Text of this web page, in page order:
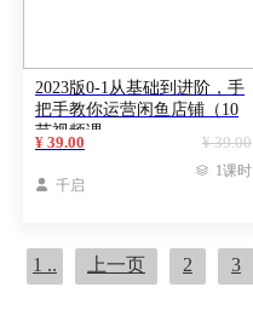
2023版0-1从基础到进阶，手
把手教你运营闲鱼店铺（10
节视频课
¥ 39.00
¥ 39.00
 千启
 1课时
1 .. 上一页 2 3